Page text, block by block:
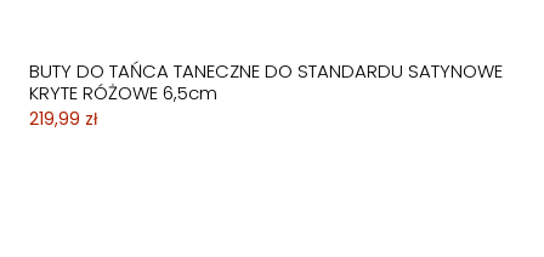
BUTY DO TAŃCA TANECZNE DO STANDARDU SATYNOWE
KRYTE RÓŻOWE 6,5cm
219,99 zł